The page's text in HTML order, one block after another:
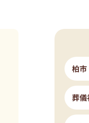
我
ウイングホール
柏市
葬儀